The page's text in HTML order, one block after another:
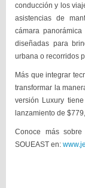
conducción y los
asistencias de
cámara
diseñadas para
urbana o recorridos
Más que integrar
transformar la
versión Luxury
lanzamiento de
Conoce más
SOUEAST en: